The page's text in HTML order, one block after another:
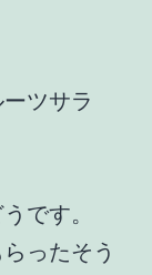
ツサラ
です。
ったそう